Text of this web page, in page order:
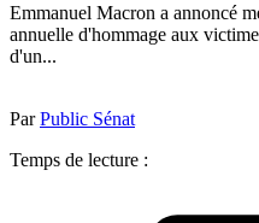
Emmanuel Macron a annoncé
annuelle d'hommage aux
d'un...
ParPublic Sénat
Temps de lecture :